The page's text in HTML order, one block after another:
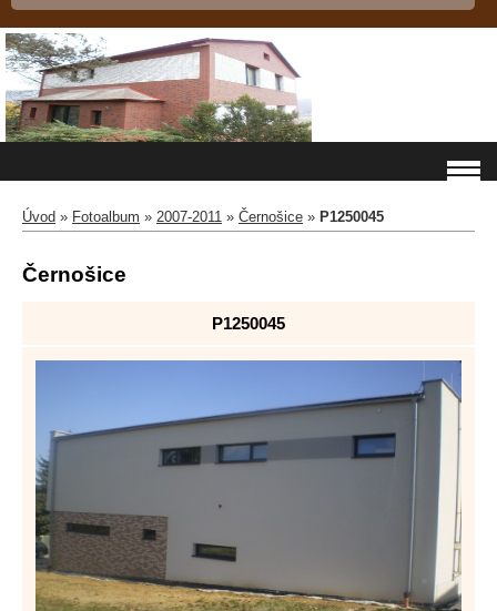
Úvod » Fotoalbum » 2007-2011 » Černošice » P1250045
Černošice
P1250045